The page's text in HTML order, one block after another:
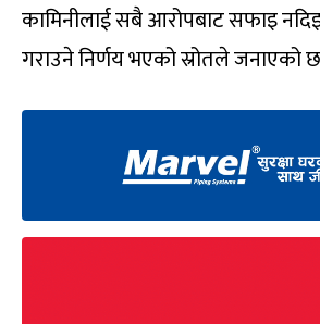
कामिनीलाई सबै आरोपबाट सफाइ
गराउने निर्णय भएको स्रोतले जनाएको